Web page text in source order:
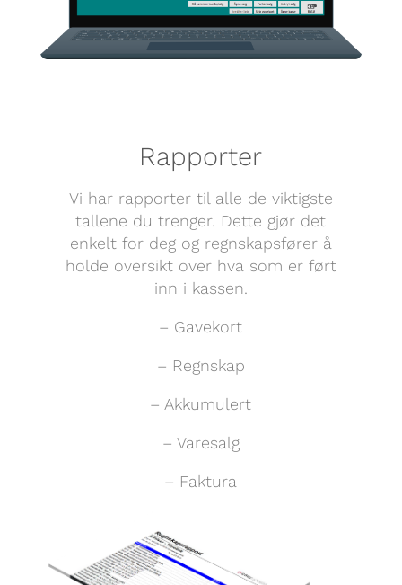
Rapporter
Vi har rapporter til alle de viktigste
tallene du trenger. Dette gjør det
enkelt for deg og regnskapsfører å
holde oversikt over hva som er ført
inn i kassen.
– Gavekort
– Regnskap
– Akkumulert
– Varesalg
– Faktura